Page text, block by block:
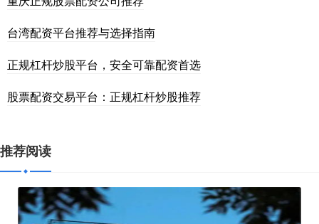
台湾配资平台推荐与选择指南
正规杠杆炒股平台，安全可靠配资首选
股票配资交易平台：正规杠杆炒股推荐
推荐阅读